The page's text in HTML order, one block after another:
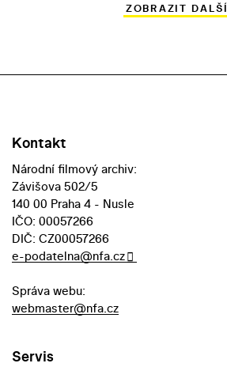
ZOBRAZIT DALŠÍ
Kontakt
Národní filmový archiv:
Závišova 502/5
140 00 Praha 4 - Nusle
IČO: 00057266
DIČ: CZ00057266
e-podatelna@nfa.cz
Správa webu:
webmaster@nfa.cz
Servis